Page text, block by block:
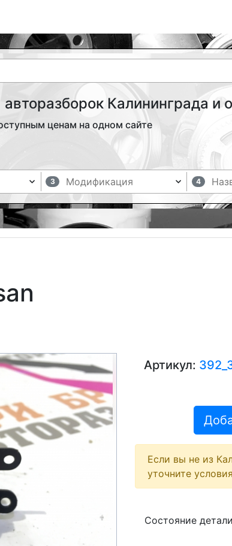
авторазборок Калининграда и
ценам на одном сайте
3 4
Артикул:
Если вы не из
уточните
Состояние детали